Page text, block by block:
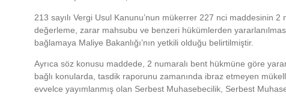
213 sayılı Vergi Usul Kanunu’nun mükerrer 227 nci maddesinin
değerleme, zarar mahsubu ve benzeri hükümlerden
bağlamaya Maliye Bakanlığı’nın yetkili olduğu belirtilmiştir.
Ayrıca söz konusu maddede, 2 numaralı bent hükmüne göre
bağlı konularda, tasdik raporunu zamanında ibraz etmeyen
evvelce yayımlanmış olan Serbest Muhasebecilik, Serbest